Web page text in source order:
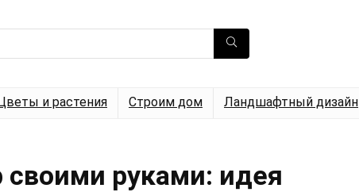
и растения Строим дом Ландшафтный дизайн
руками: идея